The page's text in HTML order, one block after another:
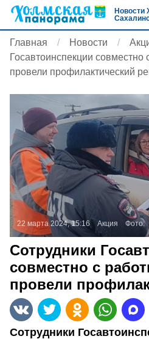
Новости
Главная Новости
Госавтоинспекции
провели профилактический
22 марта 2024, 15:16 Акция Фото:
Сотрудники
совместно с
провели
Сотрудники